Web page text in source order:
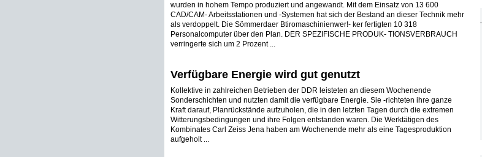
wurden in hohem Tempo produziert und angewandt. Mit dem Einsatz von 13 600
CAD/CAM- Arbeitsstationen und -Systemen hat sich der Bestand an dieser Technik mehr
als verdoppelt. Die Sömmerdaer Btiromaschinienwer!- ker fertigten 10 318
Personalcomputer über den Plan. DER SPEZIFISCHE PRODUK- TIONSVERBRAUCH
verringerte sich um 2 Prozent ...
Verfügbare Energie wird gut genutzt
Kollektive in zahlreichen Betrieben der DDR leisteten an diesem Wochenende
Sonderschichten und nutzten damit die verfügbare Energie. Sie -richteten ihre ganze
Kraft darauf, Planrückstände aufzuholen, die in den letzten Tagen durch die extremen
Witterungsbedingungen und ihre Folgen entstanden waren. Die Werktätigen des
Kombinates Carl Zeiss Jena haben am Wochenende mehr als eine Tagesproduktion
aufgeholt ...